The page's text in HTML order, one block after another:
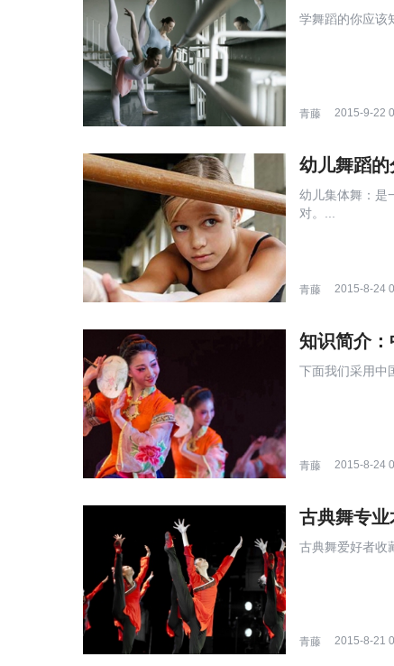
学舞蹈的你应该
青藤 2015-9-22
幼儿舞蹈
幼儿集体舞：是
对。...
青藤 2015-8-24
知识简介
下面我们采用中
青藤 2015-8-24
古典舞专
古典舞爱好者收
青藤 2015-8-21